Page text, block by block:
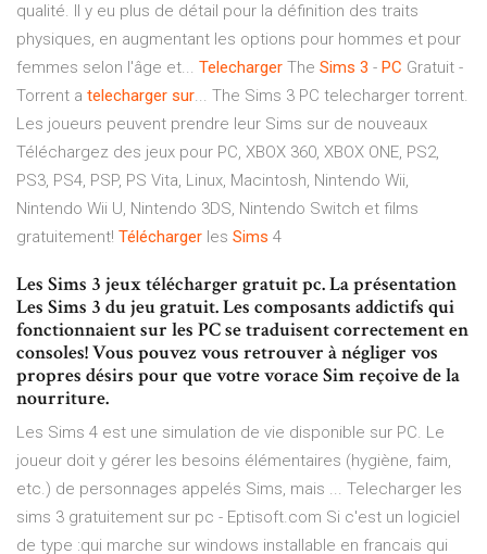
qualité. Il y eu plus de détail pour la définition des traits
physiques, en augmentant les options pour hommes et pour
femmes selon l'âge et... Telecharger The Sims 3 - PC Gratuit -
Torrent a telecharger sur... The Sims 3 PC telecharger torrent.
Les joueurs peuvent prendre leur Sims sur de nouveaux
Téléchargez des jeux pour PC, XBOX 360, XBOX ONE, PS2,
PS3, PS4, PSP, PS Vita, Linux, Macintosh, Nintendo Wii,
Nintendo Wii U, Nintendo 3DS, Nintendo Switch et films
gratuitement! Télécharger les Sims 4
Les Sims 3 jeux télécharger gratuit pc. La présentation
Les Sims 3 du jeu gratuit. Les composants addictifs qui
fonctionnaient sur les PC se traduisent correctement en
consoles! Vous pouvez vous retrouver à négliger vos
propres désirs pour que votre vorace Sim reçoive de la
nourriture.
Les Sims 4 est une simulation de vie disponible sur PC. Le
joueur doit y gérer les besoins élémentaires (hygiène, faim,
etc.) de personnages appelés Sims, mais ... Telecharger les
sims 3 gratuitement sur pc - Eptisoft.com Si c'est un logiciel
de type :qui marche sur windows installable en francais qui